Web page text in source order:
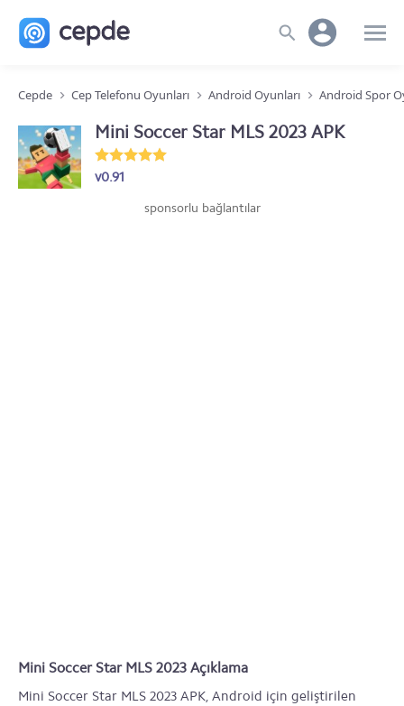
Cepde Cep Telefonu Oyunları Android Oyunları Android Spor
Mini Soccer Star MLS 2023 APK
v0.91
sponsorlu bağlantılar
Mini Soccer Star MLS 2023 Açıklama
Mini Soccer Star MLS 2023 APK, Android için geliştirilen